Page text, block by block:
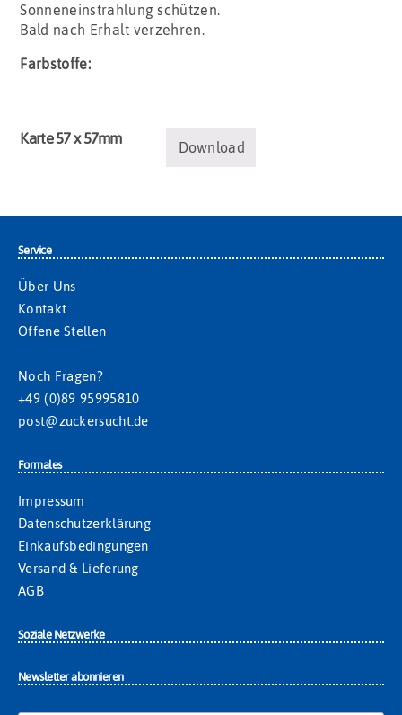
Sonneneinstrahlung schützen.
Bald nach Erhalt verzehren.
Farbstoffe:
Karte 57 x 57mm Download
Service
Über Uns
Kontakt
Offene Stellen
Noch Fragen?
+49 (0)89 95995810
post@zuckersucht.de
Formales
Impressum
Datenschutzerklärung
Einkaufsbedingungen
Versand & Lieferung
AGB
Soziale Netzwerke
Newsletter abonnieren